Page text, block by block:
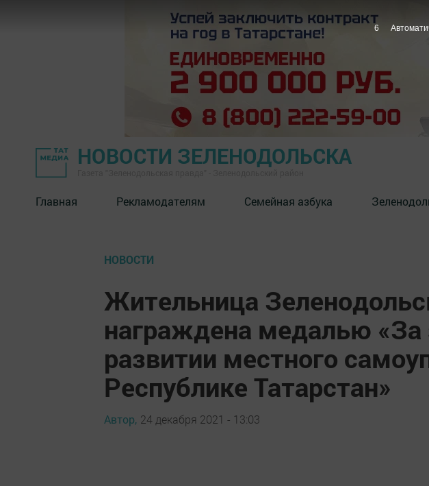
НОВОСТИ ЗЕЛЕНОДОЛЬСКА
Главная Рекламодателям Семейная азбука
НОВОСТИ
Жительница
награждена медалью «За
развитии местного
Республике Татарстан»
Автор, 24 декабря 2021 - 13:03
5